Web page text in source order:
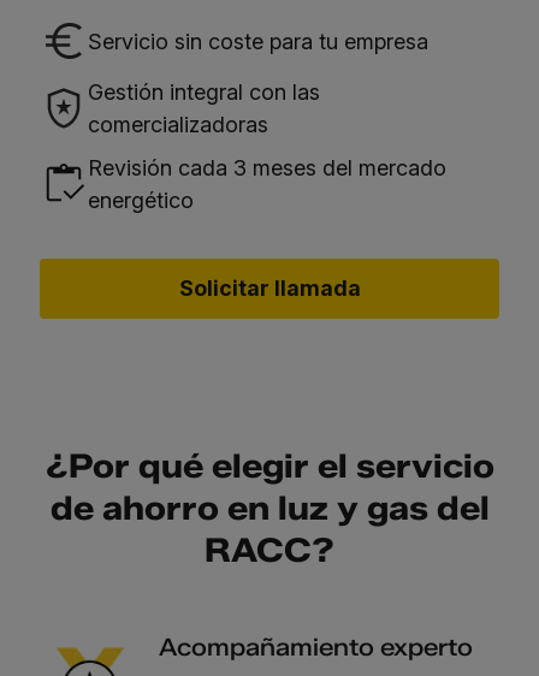
Servicio sin coste para tu empresa
Gestión integral con las
comercializadoras
Revisión cada 3 meses del mercado
energético
Solicitar llamada
¿Por qué elegir el servicio
de ahorro en luz y gas del
RACC?
Acompañamiento experto